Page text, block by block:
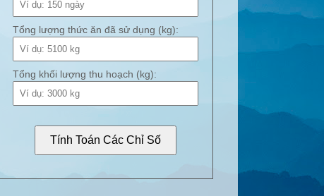
Tổng lượng thức ăn đã sử dụng (kg):
Tổng khối lượng thu hoạch (kg):
Tính Toán Các Chỉ Số